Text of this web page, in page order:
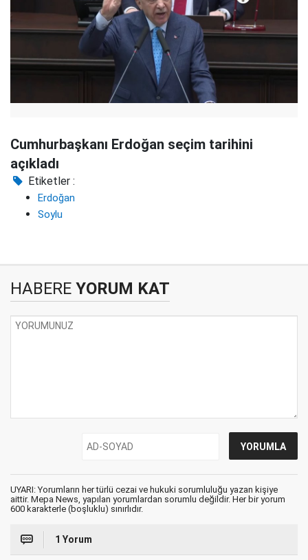
Cumhurbaşkanı Erdoğan seçim tarihini
açıkladı
Etiketler :
Erdoğan
Soylu
HABERE YORUM KAT
UYARI: Yorumların her türlü cezai ve hukuki sorumluluğu yazan kişiye
aittir. Mepa News, yapılan yorumlardan sorumlu değildir. Her bir yorum
600 karakterle (boşluklu) sınırlıdır.
1 Yorum